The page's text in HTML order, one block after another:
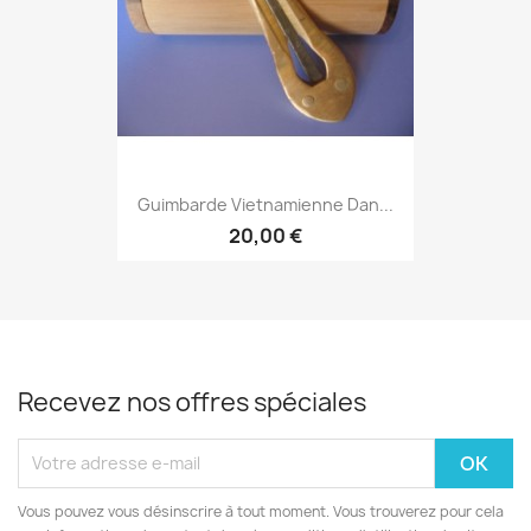
Guimbarde Vietnamienne Dan...
20,00 €
Recevez nos offres spéciales
Vous pouvez vous désinscrire à tout moment. Vous trouverez pour cela